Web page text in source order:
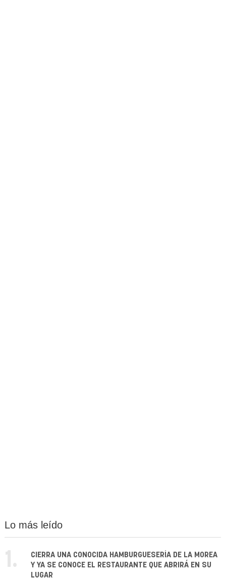
Lo más leído
1.
CIERRA UNA CONOCIDA HAMBURGUESERÍA DE LA MOREA
Y YA SE CONOCE EL RESTAURANTE QUE ABRIRÁ EN SU
LUGAR